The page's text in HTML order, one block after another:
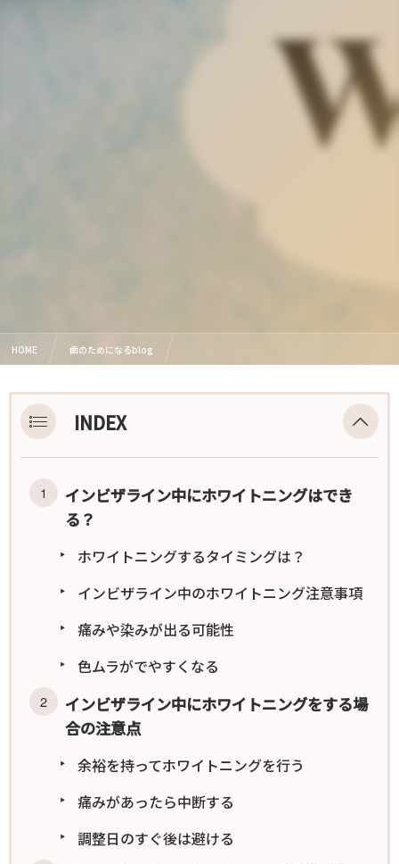
HOME 歯のためになるblog
INDEX
インビザライン中にホワイトニングはでき
る？
ホワイトニングするタイミングは？
インビザライン中のホワイトニング注意事項
痛みや染みが出る可能性
色ムラがでやすくなる
インビザライン中にホワイトニングをする場
合の注意点
余裕を持ってホワイトニングを行う
痛みがあったら中断する
調整日のすぐ後は避ける